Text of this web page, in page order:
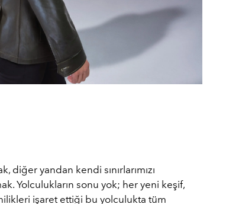
yandan kendi sınırlarımızı
Yolculukların sonu yok; her yeni keşif,
işaret ettiği bu yolculukta tüm